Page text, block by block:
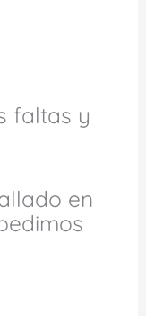
faltas y
en